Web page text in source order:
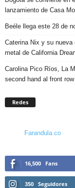
lanzamiento de Casa
Beéle llega este 28 de
Caterina Nix y su nueva
metal de California
Carolina Pico Ríos, La
second hand al front
Redes
Farandula.co
16,500 Fans
350 Seguidores